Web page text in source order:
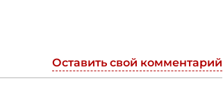
Оставить свой комментарий